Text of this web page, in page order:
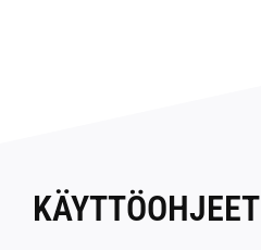
KÄYTTÖOHJEET